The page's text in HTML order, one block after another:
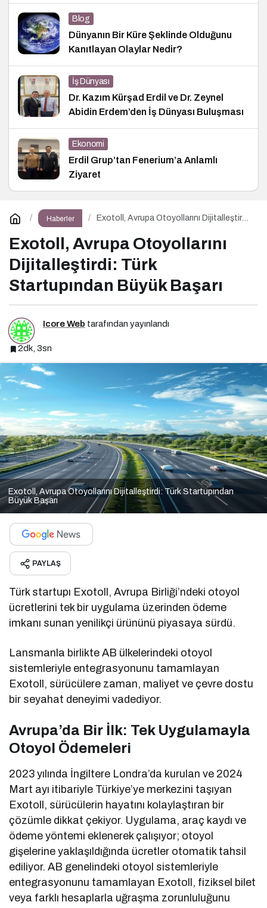
Blog
Dünyanın Bir Küre Şeklinde Olduğunu
Kanıtlayan Olaylar Nedir?
İş Dünyası
Dr. Kazım Kürşad Erdil ve Dr. Zeynel
Abidin Erdem’den İş Dünyası Buluşması
Ekonomi
Erdil Grup’tan Fenerium’a Anlamlı
Ziyaret
Haberler
Exotoll, Avrupa Otoyollarını Dijitalleştirdi:
Exotoll, Avrupa Otoyollarını
Dijitalleştirdi: Türk
Startupından Büyük Başarı
Icore Web tarafından yayınlandı
2dk, 3sn
Exotoll, Avrupa Otoyollarını Dijitalleştirdi: Türk Startupından
Büyük Başarı
PAYLAŞ
Türk startupı Exotoll, Avrupa Birliği’ndeki otoyol
ücretlerini tek bir uygulama üzerinden ödeme
imkanı sunan yenilikçi ürününü piyasaya sürdü.
Lansmanla birlikte AB ülkelerindeki otoyol
sistemleriyle entegrasyonunu tamamlayan
Exotoll, sürücülere zaman, maliyet ve çevre dostu
bir seyahat deneyimi vadediyor.
Avrupa’da Bir İlk: Tek Uygulamayla
Otoyol Ödemeleri
2023 yılında İngiltere Londra’da kurulan ve 2024
Mart ayı itibariyle Türkiye’ye merkezini taşıyan
Exotoll, sürücülerin hayatını kolaylaştıran bir
çözümle dikkat çekiyor. Uygulama, araç kaydı ve
ödeme yöntemi eklenerek çalışıyor; otoyol
gişelerine yaklaşıldığında ücretler otomatik tahsil
ediliyor. AB genelindeki otoyol sistemleriyle
entegrasyonunu tamamlayan Exotoll, fiziksel bilet
veya farklı hesaplarla uğraşma zorunluluğunu